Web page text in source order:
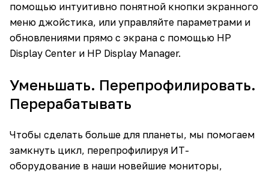
помощью интуитивно понятной кнопки экранного
меню джойстика, или управляйте параметрами и
обновлениями прямо с экрана с помощью HP
Display Center и HP Display Manager.
Уменьшать. Перепрофилировать.
Перерабатывать
Чтобы сделать больше для планеты, мы помогаем
замкнуть цикл, перепрофилируя ИТ-
оборудование в наши новейшие мониторы,